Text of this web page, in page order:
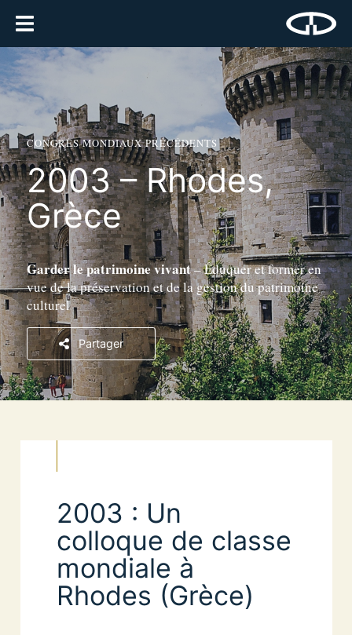
CONGRÈS MONDIAUX PRÉCÉDENTS
2003 – Rhodes,
Grèce
Garder le patrimoine vivant– Éduquer et former en
vue de la préservation et de la gestion du patrimoine
culturel
Partager
2003 : Un
colloque de classe
mondiale à
Rhodes (Grèce)